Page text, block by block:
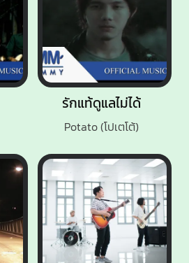
รักแท้ดูแลไม่ได้
Potato (โปเตโต้)